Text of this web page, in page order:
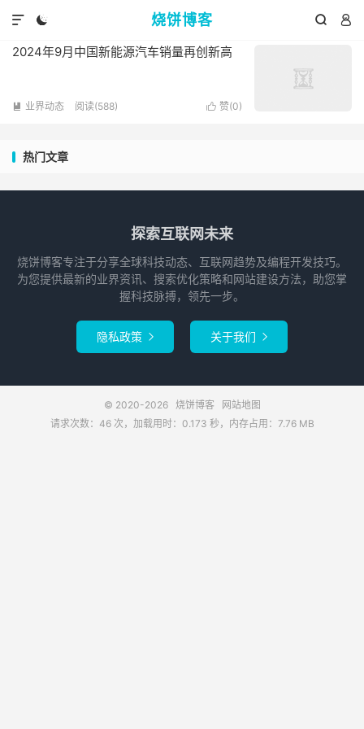
烧饼博客
  
 共 1 篇文章
标签：汽车市场
2024年9月中国新能源汽车销量再创新高
 赞(0)
 业界动态 阅读(588)
热门文章
探索互联网未来
烧饼博客专注于分享全球科技动态、互联网趋势及编程开发技巧。
为您提供最新的业界资讯、搜索优化策略和网站建设方法，助您掌
握科技脉搏，领先一步。
隐私政策  关于我们 
© 2020-2026 烧饼博客
网站地图
请求次数：46 次，加载用时：0.173 秒，内存占用：7.76 MB